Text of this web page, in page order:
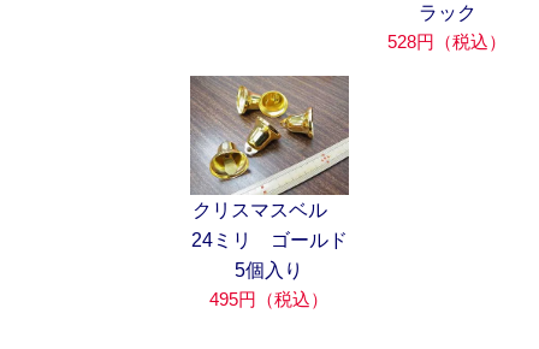
ラック
528円（税込）
クリスマスベル
24ミリ ゴールド
5個入り
495円（税込）